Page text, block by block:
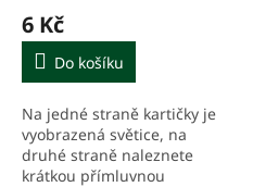
6 Kč
Do košíku
Na jedné straně kartičky je
vyobrazená světice, na
druhé straně naleznete
krátkou přímluvnou